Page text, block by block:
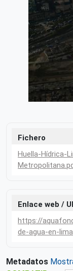
Fichero
Huella-Hídrica-
Enlace web /
https://
de-agua-en-
Metadatos